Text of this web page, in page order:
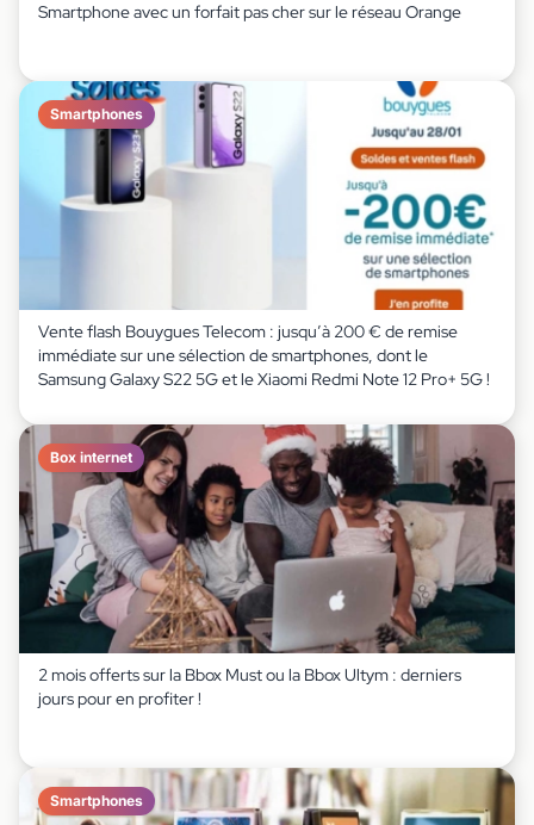
Smartphone avec un forfait pas cher sur le réseau Orange
Smartphones
Vente flash Bouygues Telecom : jusqu’à 200 € de remise
immédiate sur une sélection de smartphones, dont le
Samsung Galaxy S22 5G et le Xiaomi Redmi Note 12 Pro+ 5G !
Box internet
2 mois offerts sur la Bbox Must ou la Bbox Ultym : derniers
jours pour en profiter !
Smartphones